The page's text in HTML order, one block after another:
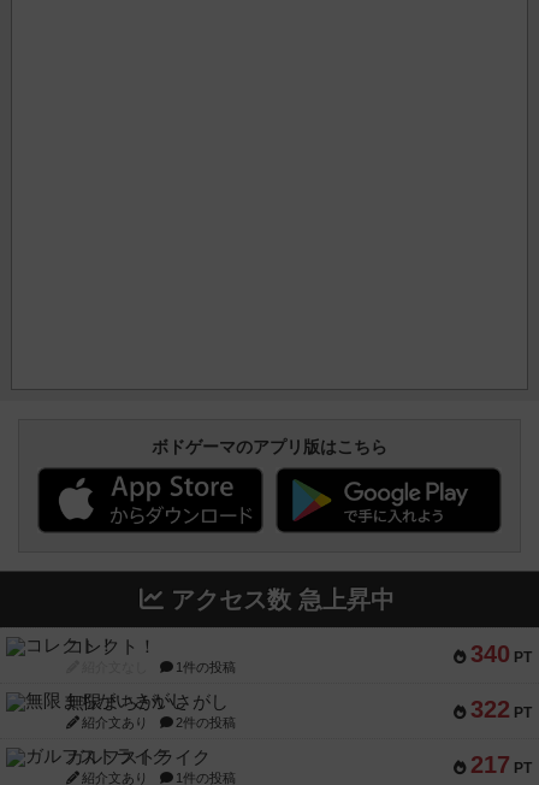
ボドゲーマのアプリ版はこちら
アクセス数 急上昇中
340 PT
コレクト！
1件の投稿
322 PT
無限まちがいさがし
紹介文あり 2件の投稿
217 PT
ガルフストライク
紹介文あり 1件の投稿